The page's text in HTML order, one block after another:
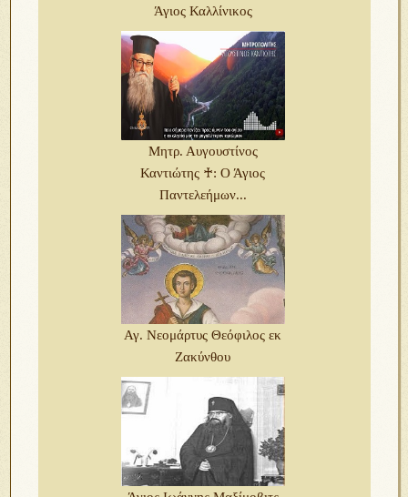
Άγιος Καλλίνικος
Μητρ. Αυγουστίνος
Καντιώτης ♰: Ο Άγιος
Παντελεήμων...
Αγ. Νεομάρτυς Θεόφιλος εκ
Ζακύνθου